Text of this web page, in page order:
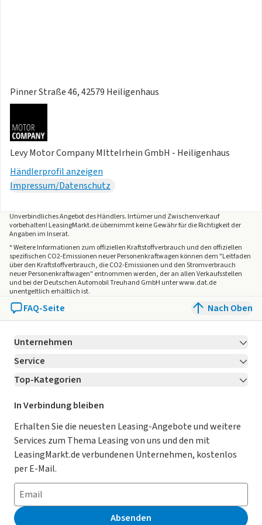
Geschwindigkeitsregelanlage (Tempomat) mit
Abstandsregelung (NSCC)
- Parkbremse elektrisch
- Pedale Aluminium
- Querverkehrs-Assistent (Rear Cross Traffic Alert - RCTA)
- Radioempfang digital (DAB+)
- Reifen-Reparaturset
- Rücksitz klappbar (40:20:40)
- Rücksitzlehnen neigungsverstellbar
- Schadstoffarm nach Abgasnorm Euro 6e
- Schalt-/Wählhebelgriff Leder
- Scheibenwischer mit Regensensor
- Schliess-/Startsystem Smart-Key
- Seitenairbag
- Seitenairbag vorn mitte (Center-Airbag)
- Servolenkung elektronisch gesteuert
- Sicherheitsgurte vorn höhenverstellbar
- Sitz vorn links höhenverstellbar
- Sitz vorn rechts mech. höhenverstellbar
- Sitzbezug / Polsterung: Leder / Kunstleder
- Sitzheizung vorn
- Smartphone kabellose Schnittstelle (Apple CarPlay &
Android Auto)
- Sonnenblenden mit Spiegel (beleuchtet)
- Sound-Paket
- Sound-System Harman-Kardon
- Spurfolgeassistent (Lane Following Assist - LFA)
Pinner Straße 46, 42579 Heiligenhaus
Levy Motor Company MIttelrhein GmbH - Heiligenhaus
Händlerprofil anzeigen
Impressum/Datenschutz
Unverbindliches Angebot desHändlers. Irrtümer und Zwischenverkauf
vorbehalten! LeasingMarkt.de übernimmt keine Gewähr für die Richtigkeit der
Angaben im Inserat.
* Weitere Informationen zum offiziellen Kraftstoffverbrauch und den offiziellen
spezifischen CO2-Emissionen neuer Personenkraftwagen können dem "Leitfaden
über den Kraftstoffverbrauch, die CO2-Emissionen und den Stromverbrauch
neuer Personenkraftwagen" entnommen werden, der an allen Verkaufsstellen
und bei der Deutschen Automobil Treuhand GmbH unter www.dat.de
unentgeltlich erhältlich ist.
FAQ-Seite Nach Oben
Unternehmen
Über LeasingMarkt.de
Karriere Jetzt bewerben!
Für Händler
Kooperation mit AutoScout24
AGB
Datenschutz
Impressum
Erklärung zur Barrierefreiheit
Service
Kontakt
Ratgeber
Magazin
Datenschutz-Einstellungen
So funktioniert’s
Häufig gestellte Fragen
Leasing-Lexikon
Top-Kategorien
Leasing Deals
Gebrauchtwagen Leasing
Leasing ohne Anzahlung
E-Auto Leasing
Privatleasing
Leasing-Vergleiche
In Verbindung bleiben
Erhalten Sie die neuesten Leasing-Angebote und weitere
Services zum Thema Leasing von uns und den mit
LeasingMarkt.de verbundenen Unternehmen, kostenlos
per E-Mail.
Absenden